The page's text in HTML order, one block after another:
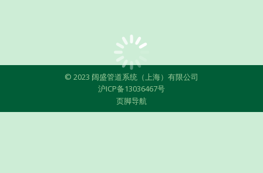
© 2023 阔盛管道系统（上海）有限公司
沪ICP备13036467号
页脚导航